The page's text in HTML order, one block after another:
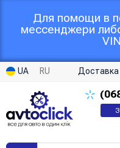
Для помощи в
мессенджери
UA RU Доставка